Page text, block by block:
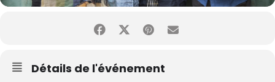
Détails de l'événement